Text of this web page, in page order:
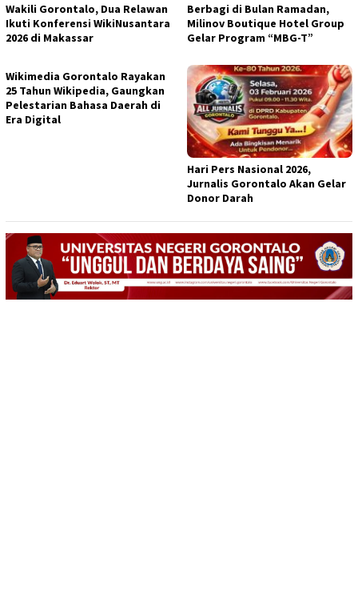
Wakili Gorontalo, Dua Relawan
Ikuti Konferensi WikiNusantara
2026 di Makassar
Berbagi di Bulan Ramadan,
Milinov Boutique Hotel Group
Gelar Program “MBG-T”
Wikimedia Gorontalo Rayakan
25 Tahun Wikipedia, Gaungkan
Pelestarian Bahasa Daerah di
Era Digital
Hari Pers Nasional 2026,
Jurnalis Gorontalo Akan Gelar
Donor Darah